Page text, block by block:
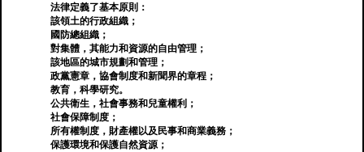
法律定義了基本原則：
該領土的行政組織；
國防總組織；
對集體，其能力和資源的自由管理；
該地區的城市規劃和管理；
政黨憲章，協會制度和新聞界的章程；
教育，科學研究。
公共衛生，社會事務和兒童權利；
社會保障制度；
所有權制度，財產權以及民事和商業義務；
保護環境和保護自然資源；